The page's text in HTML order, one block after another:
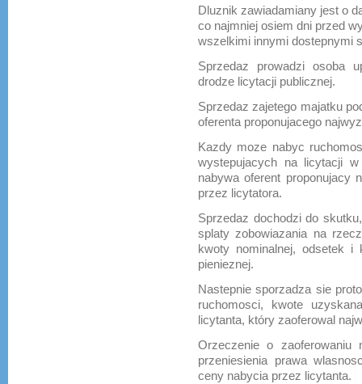
Dluznik zawiadamiany jest o
co najmniej osiem dni przed
wszelkimi innymi dostepnymi
Sprzedaz prowadzi osoba
drodze licytacji publicznej.
Sprzedaz zajetego majatku
oferenta proponujacego
Kazdy moze nabyc
wystepujacych na licytacji
nabywa oferent proponujacy
przez licytatora.
Sprzedaz dochodzi do
splaty zobowiazania na
kwoty nominalnej, odsetek i
pienieznej.
Nastepnie sporzadza sie
ruchomosci, kwote
licytanta, który zaoferowal
Orzeczenie o
przeniesienia prawa
ceny nabycia przez licytanta.